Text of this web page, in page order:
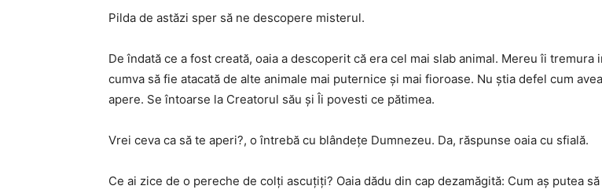
Pilda de astăzi sper să ne descopere misterul.
De îndată ce a fost creată, oaia a descoperit că era cel mai slab animal. Mereu îi tremura
cumva să fie atacată de alte animale mai puternice şi mai fioroase. Nu ştia defel cum
apere. Se întoarse la Creatorul său şi Îi povesti ce pătimea.
Vrei ceva ca să te aperi?, o întrebă cu blândeţe Dumnezeu. Da, răspunse oaia cu sfială.
Ce ai zice de o pereche de colţi ascuţiţi? Oaia dădu din cap dezamăgită: Cum aş putea